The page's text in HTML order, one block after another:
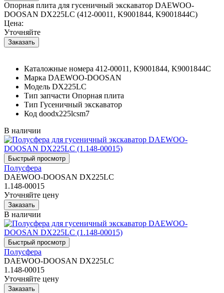
Опорная плита для гусеничный экскаватор DAEWOO-
DOOSAN DX225LC (412-00011, K9001844, K9001844C)
Цена:
Уточняйте
Каталожные номера 412-00011, K9001844, K9001844C
Марка DAEWOO-DOOSAN
Модель DX225LC
Тип запчасти Опорная плита
Тип Гусеничный экскаватор
Код doodx225lcsm7
В наличии
Полусфера
DAEWOO-DOOSAN DX225LC
1.148-00015
Уточняйте цену
В наличии
Полусфера
DAEWOO-DOOSAN DX225LC
1.148-00015
Уточняйте цену